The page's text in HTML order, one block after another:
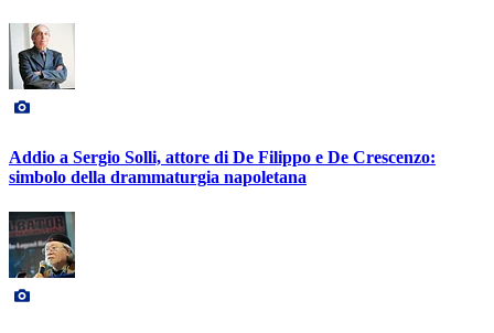
Addio a Sergio Solli, attore di De Filippo e De Crescenzo:
simbolo della drammaturgia napoletana